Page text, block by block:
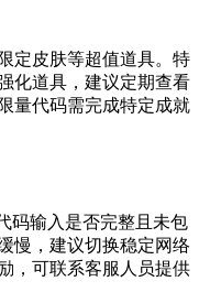
定皮肤等超值道具。特
化道具，建议定期查看
量代码需完成特定成就
码输入是否完整且未包
慢，建议切换稳定网络
，可联系客服人员提供